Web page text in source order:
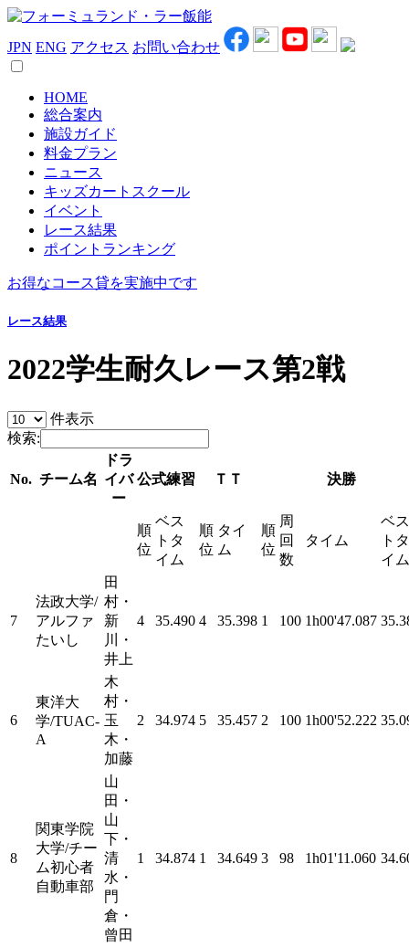
JPN ENG アクセス お問い合わせ
HOME
総合案内
施設ガイド
料金プラン
ニュース
キッズカートスクール
イベント
レース結果
ポイントランキング
お得なコース貸を実施中です
レース結果
2022学生耐久レース第2戦
件表示
検索:
No. チーム名
ドラ
イバ
ー
公式練習 ＴＴ 決勝
順
位
ベス
トタ
イム
順
位
タイ
ム
順
位
周
回
数
タイム
ベス
トタ
イム
7
法政大学/
アルファ
たいし
田
村・
新
川・
井上
4 35.490 4 35.398 1 100 1h00'47.087
6
東洋大
学/TUAC-
A
木
村・
玉
木・
加藤
2 34.974 5 35.457 2 100 1h00'52.222
8
関東学院
大学/チー
ム初心者
自動車部
山
田・
山
下・
清
水・
門
倉・
曾田
1 34.874 1 34.649 3 98 1h01'11.060